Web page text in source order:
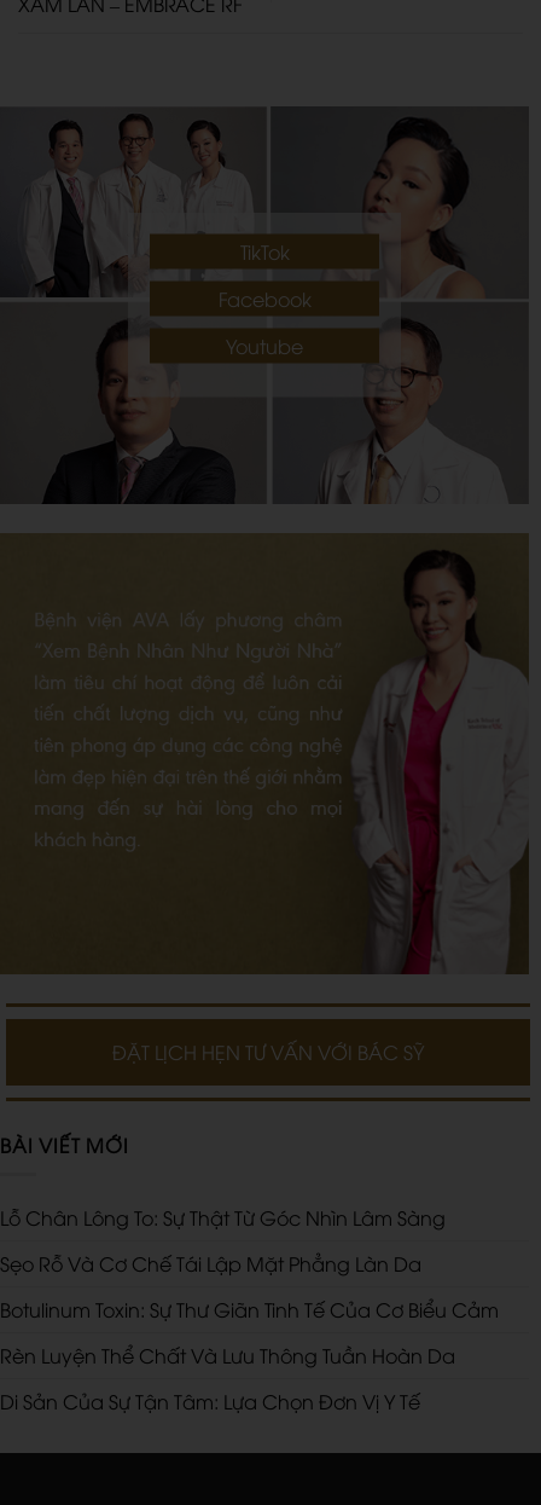
TikTok
Facebook
Youtube
ĐẶT LỊCH HẸN TƯ VẤN VỚI BÁC SỸ
BÀI VIẾT MỚI
Lỗ Chân Lông To: Sự Thật Từ Góc Nhìn Lâm Sàng
Sẹo Rỗ Và Cơ Chế Tái Lập Mặt Phẳng Làn Da
Botulinum Toxin: Sự Thư Giãn Tinh Tế Của Cơ Biểu Cảm
Rèn Luyện Thể Chất Và Lưu Thông Tuần Hoàn Da
Di Sản Của Sự Tận Tâm: Lựa Chọn Đơn Vị Y Tế